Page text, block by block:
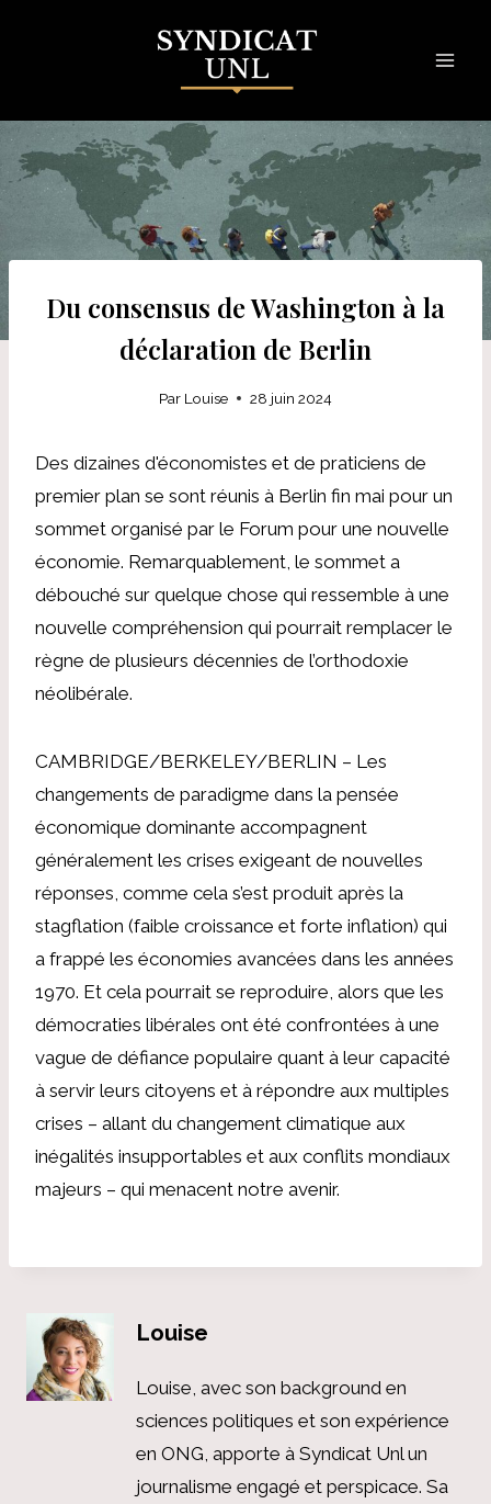
Du consensus de Washington à la
déclaration de Berlin
Par Louise 28 juin 2024
Des dizaines d'économistes et de praticiens de
premier plan se sont réunis à Berlin fin mai pour un
sommet organisé par le Forum pour une nouvelle
économie. Remarquablement, le sommet a
débouché sur quelque chose qui ressemble à une
nouvelle compréhension qui pourrait remplacer le
règne de plusieurs décennies de l’orthodoxie
néolibérale.
CAMBRIDGE/BERKELEY/BERLIN – Les
changements de paradigme dans la pensée
économique dominante accompagnent
généralement les crises exigeant de nouvelles
réponses, comme cela s’est produit après la
stagflation (faible croissance et forte inflation) qui
a frappé les économies avancées dans les années
1970. Et cela pourrait se reproduire, alors que les
démocraties libérales ont été confrontées à une
vague de défiance populaire quant à leur capacité
à servir leurs citoyens et à répondre aux multiples
crises – allant du changement climatique aux
inégalités insupportables et aux conflits mondiaux
majeurs – qui menacent notre avenir.
Louise
Louise, avec son background en
sciences politiques et son expérience
en ONG, apporte à Syndicat Unl un
journalisme engagé et perspicace. Sa